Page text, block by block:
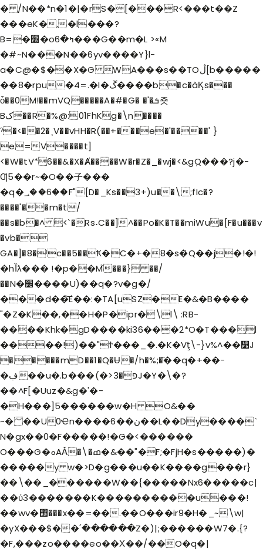
� /N��*n�1�|�rS�[���R<���t��Z
���eK�,�l���?
B=�׫�oߤ�6���G��m�L >«M
�#~N���N��6yv����Y}l-
a�C@�$��X�G WA���s��TOڷ[b�����
��8�rpu�4=.�I�ڱ����b�c�àK̨s���
ȱ��0M!��mVQ�����A�#�G� �'�ܭ죳
Bک��R�%@:01FhKg�\n����
ˀ�<��2�˱V��vHH�R(��+���e�'����' }
e=V����t]
<�W�tV*6��&�X�Ⱥ����W�r�Z�_�wj�<&gٖQ���?j�-
Ƣ5��r~�O��子���
�q�؀��6��F"[D�_Ks��3+)u��\;fIc�?
����'��m�t/
��s�b�^ <`�Rs˕C��]^��Po�K�T��miWu�[F�u���v
�vb�
GA�]�8�ˡc��5��Ҟ�C�+�8�s�҅Q��j�!�!
�hȈƛ��� !�p��M֮���} ��/
��N�׼����U)��q�?v�g�/
���d��͝E��:�TA[uSZ�E�&�B����
"�Z�K��,��H�P�ipr�\l\ :RB-
����Khk�gD����ki36���2*O�T���l
����!)��"Ϯ���_�.�K�Vţ\-}v%^��᯹J
�����mD��1�Q�Ʉ�/h�%;�҄��q�+��-
�ڣ��u�.b���(�>פ�3J�Y�\�?
��^F[�Uuz�&g�'�-
�H���]5������w�H O&��
~�؅��U0Ҽn����6��ن��L��Dy����`
N�gx��0�F�����!�G�<������
O���G�ܘAǍ�\�ߘ�&��"�F;�FjH�s�����)�
����� y w�>D�g���u��K����g���r}
��\��_������W��{�����Nx6�����c|
��ύ3�������K����������u���!
��wv�΢���x��=��.��O���ir9�H�_~\w|
�yX���$��՛������Z�)|;������W7�.{?
�F,���zo����eo��Χ��/��O�q�|